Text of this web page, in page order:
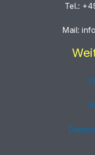
Tel.:
Mail: